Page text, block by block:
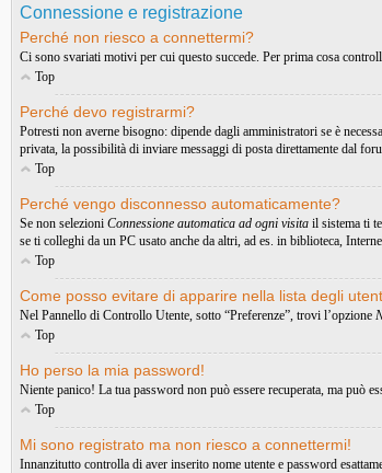
Connessione e registrazione
Perché non riesco a connettermi?
Ci sono svariati motivi per cui questo succede. Per prima cosa
Top
Perché devo registrarmi?
Potresti non averne bisogno: dipende dagli amministratori se è
privata, la possibilità di inviare messaggi di posta direttamente dal
Top
Perché vengo disconnesso automaticamente?
Se non selezioni Connessione automatica ad ogni visita il sistema ti
se ti colleghi da un PC usato anche da altri, ad es. in biblioteca,
Top
Come posso evitare di apparire nella lista degli
Nel Pannello di Controllo Utente, sotto “Preferenze”, trovi l’opzione
Top
Ho perso la mia password!
Niente panico! La tua password non può essere recuperata, ma può
Top
Mi sono registrato ma non riesco a connettermi!
Innanzitutto controlla di aver inserito nome utente e password